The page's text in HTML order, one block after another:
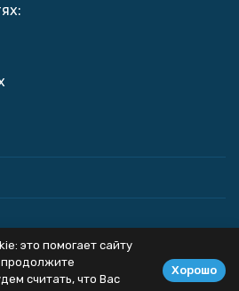
это помогает сайту
продолжите
считать, что Вас
Хорошо